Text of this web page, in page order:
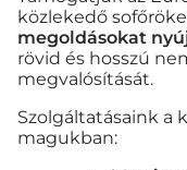
közlekedő
megoldásokat
rövid és hosszú
megvalósítását.
Szolgáltatásaink a
magukban: